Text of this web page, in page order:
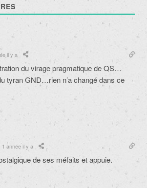
il y a
du virage pragmatique de QS…
tyran GND…rien n’a changé dans ce
1 année il y a
de ses méfaits et appuie.